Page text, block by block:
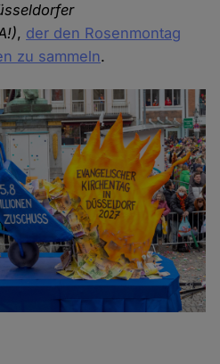
, der den Rosenmontag
zu sammeln.